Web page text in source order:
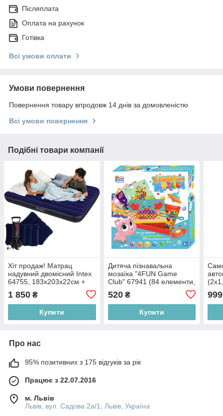
Післяплата
Оплата на рахунок
Готівка
Всі умови оплати
Умови повернення
Повернення товару впродовж 14 днів за домовленістю
Всі умови повернення
Подібні товари компанії
Хіт продаж! Матрац
надувний двомісний Intex
64755, 183х203х22см +
ручний насос + 2 подушки
1 850 ₴
Купити
Дитяча пізнавальна
мозаїка "4FUN Game
Club" 67941 (84 елементи,
щипці), різнокольорові
520₴
Купити
999
Про нас
95% позитивних з 175 відгуків за рік
Працює з 22.07.2016
м. Львів
Львів, вул. Садова 2а/1, Львів, Україна